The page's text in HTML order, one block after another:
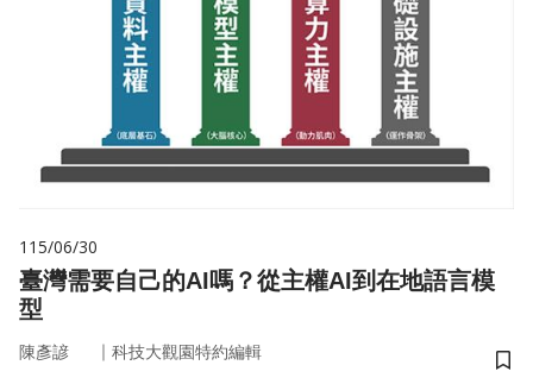
115/06/30
臺灣需要自己的AI嗎？從主權AI到在地語言模
型
陳彥諺 ｜ 科技大觀園特約編輯
儲